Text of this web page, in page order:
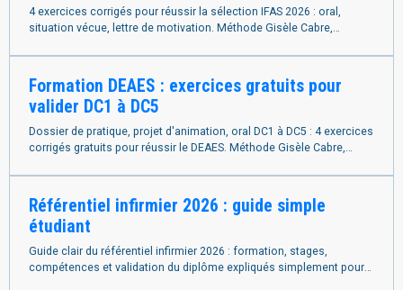
4 exercices corrigés pour réussir la sélection IFAS 2026 : oral,
situation vécue, lettre de motivation. Méthode Gisèle Cabre,
Formation DEAES : exercices gratuits pour
valider DC1 à DC5
Dossier de pratique, projet d'animation, oral DC1 à DC5 : 4 exercices
corrigés gratuits pour réussir le DEAES. Méthode Gisèle Cabre,
Référentiel infirmier 2026 : guide simple
étudiant
Guide clair du référentiel infirmier 2026 : formation, stages,
compétences et validation du diplôme expliqués simplement pour